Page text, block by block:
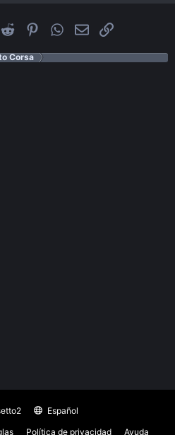
Reddit PinterestWhatsApp
EmailEnlace
Corsa
Español
Política de privacidad Ayuda